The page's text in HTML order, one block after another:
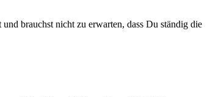
brauchst nicht zu erwarten, dass Du ständig die